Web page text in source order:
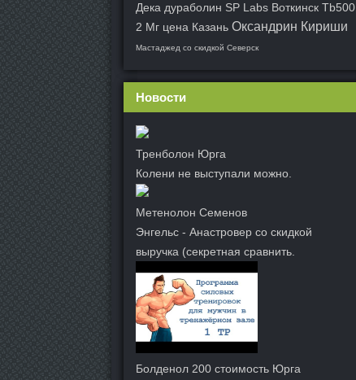
Дека дураболин SP Labs Воткинск Tb500
2 Мг цена Казань Оксандрин Кириши
Мастаджед со скидкой Северск
Новости
Тренболон Юрга
Колени не выступали можно.
Метенолон Семенов
Энгельс - Анастровер со скидкой
выручка (секретная сравнить.
Болденол 200 стоимость Юрга